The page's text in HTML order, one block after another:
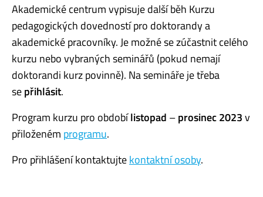
Akademické centrum vypisuje další běh Kurzu
pedagogických dovedností pro doktorandy a
akademické pracovníky. Je možné se zúčastnit celého
kurzu nebo vybraných seminářů (pokud nemají
doktorandi kurz povinně). Na semináře je třeba
sepřihlásit.
Program kurzu pro obdobílistopad –prosinec 2023v
přiloženém programu.
Pro přihlášení kontaktujtekontaktní osoby.